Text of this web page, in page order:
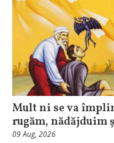
Mult ni se va
rugăm, nădăjduim
09 Aug, 2026